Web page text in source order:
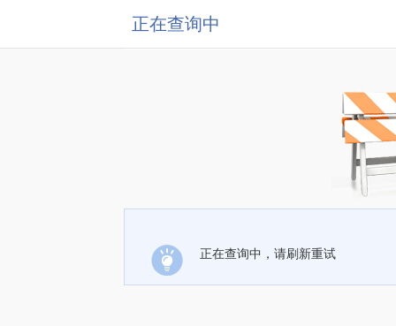
正在查询中
正在查询中，请刷新重试